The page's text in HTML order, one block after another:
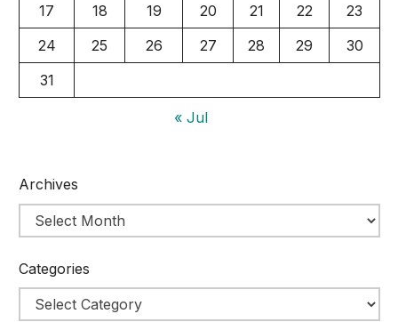
17
18 19 20 21 22
23
24
25 26 27 28 29
30
31
« Jul
Archives
Categories